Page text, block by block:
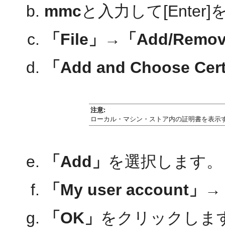
mmcと入力して[Enter]
「File」→「Add/
「Add and Choose
注意:
ローカル・マシン・ストア内の証明書を表
「Add」 を選択します。
「My user account」
「OK」 をクリックしま